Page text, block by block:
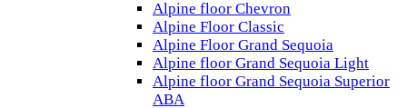
Alpine floor Chevron
Alpine Floor Classic
Alpine Floor Grand Sequoia
Alpine floor Grand Sequoia Light
Alpine floor Grand Sequoia Superior
ABA